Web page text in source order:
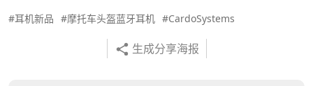
#耳机新品 #摩托车头盔蓝牙耳机 #CardoSystems
生成分享海报